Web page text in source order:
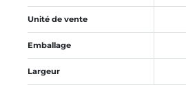
Unité de vente
Emballage
Largeur